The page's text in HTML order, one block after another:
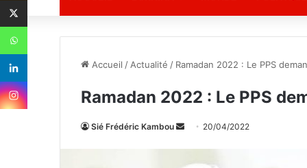
Accueil / Actualité / Ramadan 2022 : Le PPS
Ramadan 2022 : Le PPS
Sié Frédéric Kambou 20/04/2022